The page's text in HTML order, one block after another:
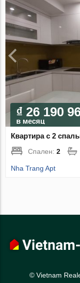
₫ 26 190
в месяц
Квартира с 2
Спален:2
Nha Trang Apt
© Vietnam